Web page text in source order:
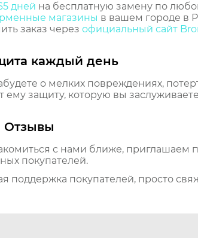
дней на бесплатную замену по
магазины в вашем городе в
заказ через официальный сайт
каждый день
о мелких повреждениях,
ему защиту, которую вы
Отзывы
с нами ближе, приглашаем
покупателей.
поддержка покупателей, просто